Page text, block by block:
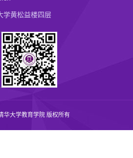
学黄松益楼四层
华大学教育学院 版权所有